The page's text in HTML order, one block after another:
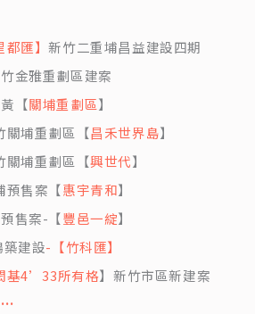
都匯】新竹二重埔昌益建設四期
金雅重劃區建案
【關埔重劃區】
關埔重劃區【昌禾世界島】
關埔重劃區【興世代】
預售案【惠宇青和】
售案-【豐邑一綻】
建設-【竹科匯】
基4’33所有格】新竹市區新建案
…